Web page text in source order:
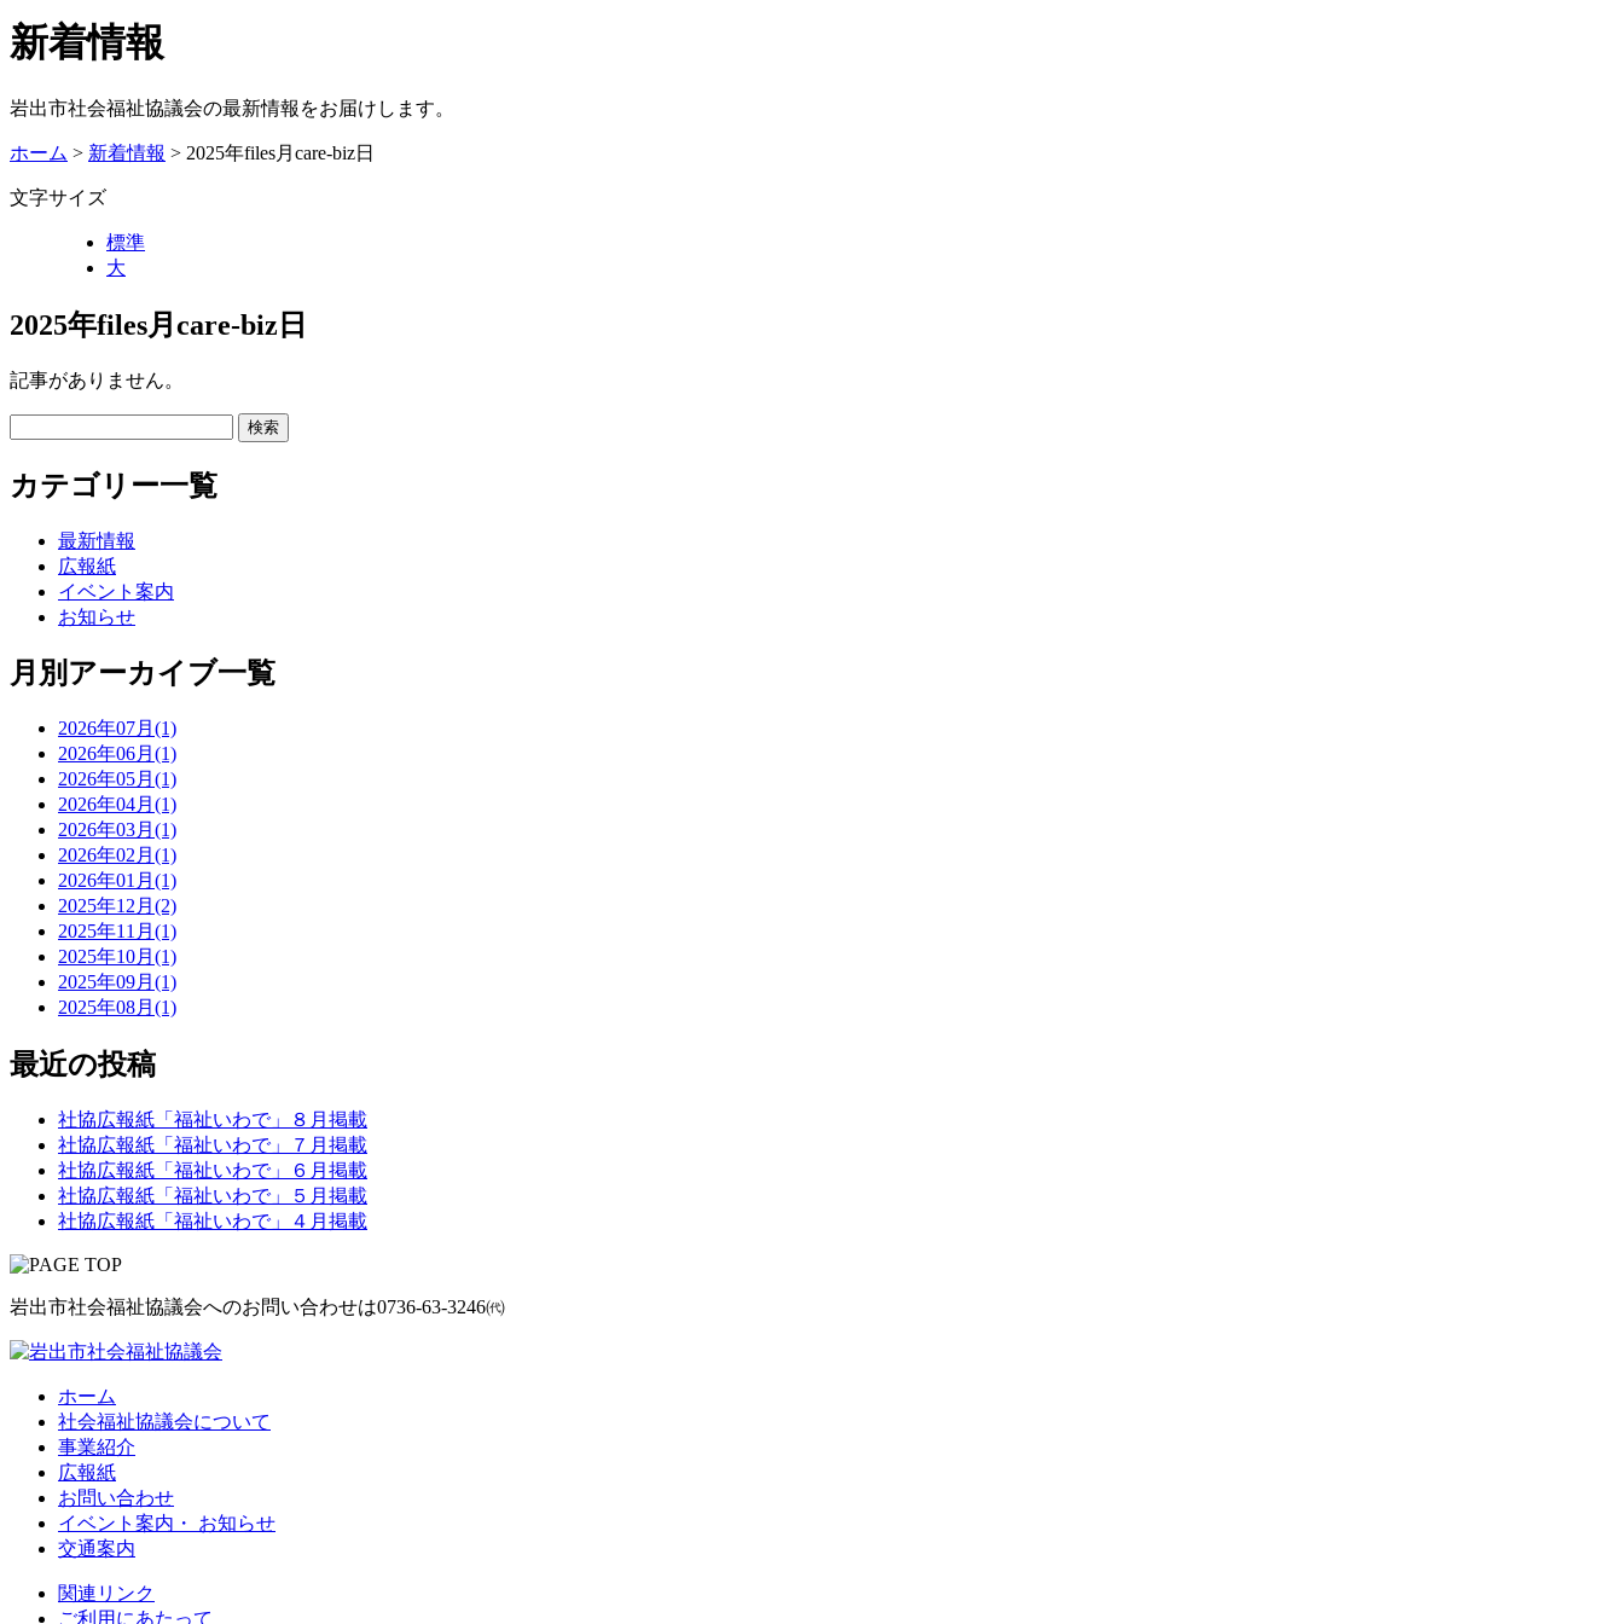
新着情報
岩出市社会福祉協議会の最新情報をお届けします。
ホーム > 新着情報 > 2025年files月care-biz日
文字サイズ
標準
大
2025年files月care-biz日
記事がありません。
カテゴリー一覧
最新情報
広報紙
イベント案内
お知らせ
月別アーカイブ一覧
2026年07月(1)
2026年06月(1)
2026年05月(1)
2026年04月(1)
2026年03月(1)
2026年02月(1)
2026年01月(1)
2025年12月(2)
2025年11月(1)
2025年10月(1)
2025年09月(1)
2025年08月(1)
最近の投稿
社協広報紙「福祉いわで」８月掲載
社協広報紙「福祉いわで」７月掲載
社協広報紙「福祉いわで」６月掲載
社協広報紙「福祉いわで」５月掲載
社協広報紙「福祉いわで」４月掲載
岩出市社会福祉協議会へのお問い合わせは0736-63-3246㈹
ホーム
社会福祉協議会について
事業紹介
広報紙
お問い合わせ
イベント案内・ お知らせ
交通案内
関連リンク
ご利用にあたって